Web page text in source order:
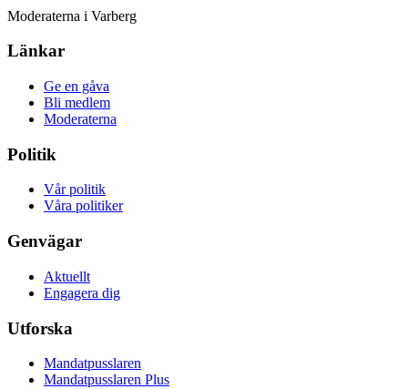
Moderaterna i Varberg
Länkar
Ge en gåva
Bli medlem
Moderaterna
Politik
Vår politik
Våra politiker
Genvägar
Aktuellt
Engagera dig
Utforska
Mandatpusslaren
Mandatpusslaren Plus